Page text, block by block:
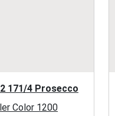
171/4 Prosecco
Color 1200